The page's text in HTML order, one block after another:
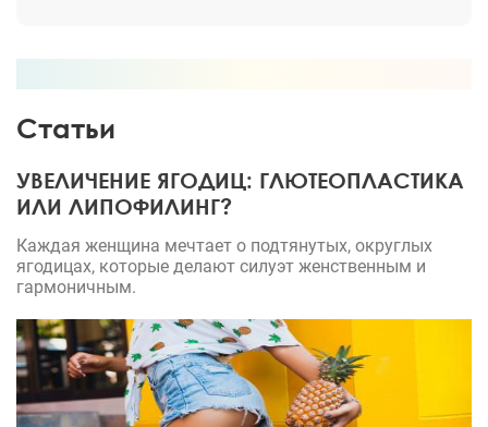
Статьи
УВЕЛИЧЕНИЕ ЯГОДИЦ: ГЛЮТЕОПЛАСТИКА
ИЛИ ЛИПОФИЛИНГ?
Каждая женщина мечтает о подтянутых, округлых
ягодицах, которые делают силуэт женственным и
гармоничным.